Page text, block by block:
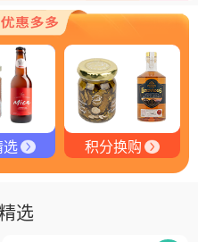
舌尖上的黑钻石
机双认证红酒的独特魅力
积分换购
选